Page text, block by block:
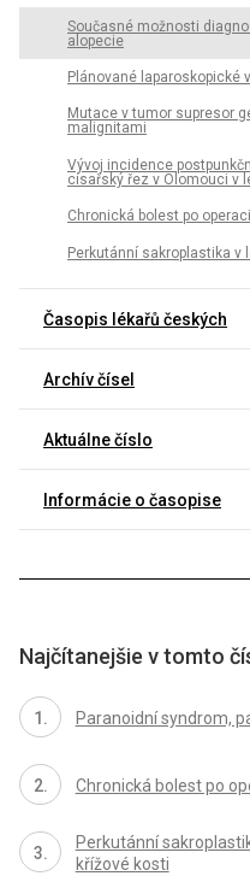
Současné možnosti
alopecie
Plánované laparoskopické
Mutace v tumor supresor
malignitami
Vývoj incidence
císařský řez v Olomouci v
Chronická bolest po
Perkutánní sakroplastika v
Časopis lékařů českých
Archív čísel
Aktuálne číslo
Informácie o časopise
Najčítanejšie v tomto
Paranoidní syndrom,
Chronická bolest po
Perkutánní
křížové kosti